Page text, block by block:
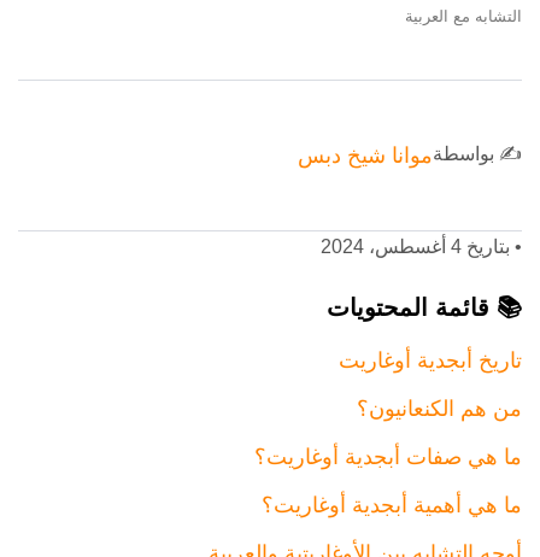
التشابه مع العربية
✍️ بواسطةموانا شيخ دبس
• بتاريخ 4 أغسطس، 2024
📚 قائمة المحتويات
تاريخ أبجدية أوغاريت
من هم الكنعانيون؟
ما هي صفات أبجدية أوغاريت؟
ما هي أهمية أبجدية أوغاريت؟